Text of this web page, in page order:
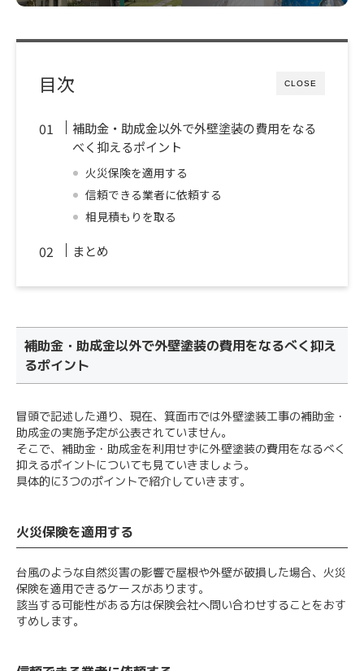
CLOSE
目次
補助金・助成金以外で外壁塗装の費用をなる
べく抑えるポイント
火災保険を適用する
信頼できる業者に依頼する
相見積もりを取る
まとめ
補助金・助成金以外で外壁塗装の費用をなるべく抑え
るポイント
冒頭で記述した通り、現在、箕面市では外壁塗装工事の補助金・
助成金の実施予定が公表されていません。
そこで、補助金・助成金を利用せずに外壁塗装の費用をなるべく
抑えるポイントについても見ていきましょう。
具体的に3つのポイントで紹介していきます。
火災保険を適用する
台風のような自然災害の影響で屋根や外壁が破損した場合、火災
保険を適用できるケースがあります。
該当する可能性がある方は保険会社へ問い合わせすることをおす
すめします。